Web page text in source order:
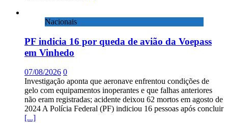
Nacionais
PF indicia 16 por queda de avião da Voepass
em Vinhedo
07/08/2026 0
Investigação aponta que aeronave enfrentou condições de
gelo com equipamentos inoperantes e que falhas anteriores
não eram registradas; acidente deixou 62 mortos em agosto de
2024 A Polícia Federal (PF) indiciou 16 pessoas após concluir
[...]